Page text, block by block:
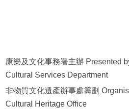
康樂及文化事務署主辦 Presented
Cultural Services Department
非物質文化遺產辦事處籌劃
Cultural Heritage Office